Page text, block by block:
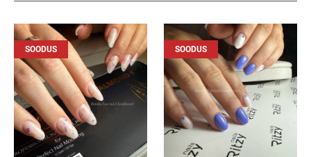
SOODUS SOODUS